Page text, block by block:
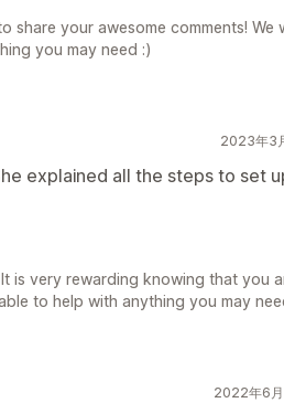
share your awesome comments! We
you may need :)
2023年3
explained all the steps to set
is very rewarding knowing that you
to help with anything you may
2022年6